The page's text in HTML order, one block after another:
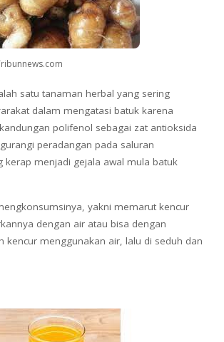
satu tanaman herbal yang sering
dalam mengatasi batuk karena
polifenol sebagai zat antioksida
peradangan pada saluran
kerap menjadi gejala awal mula batuk
yakni memarut kencur
dengan air atau bisa dengan
kencur menggunakan air, lalu di seduh dan